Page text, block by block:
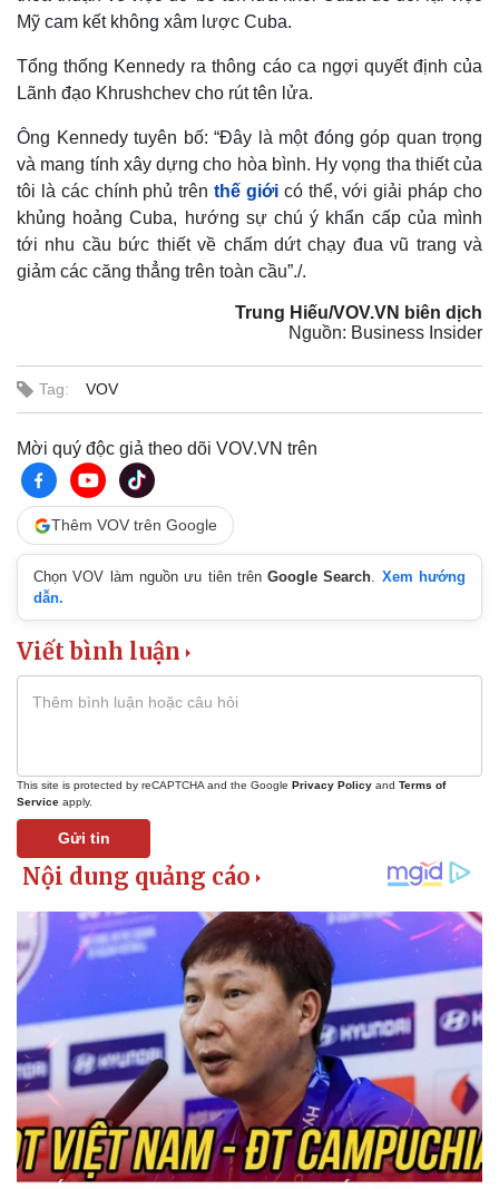
Pháp luật
Vụ án
Tin nóng
Tư vấn luật
Quân sự - Quốc phòng
Vũ khí
Việt Nam
Phân tích
Mỹ cam kết không xâm lược Cuba.
Tổng thống Kennedy ra thông cáo ca ngợi quyết định của
Lãnh đạo Khrushchev cho rút tên lửa.
Ông Kennedy tuyên bố: “Đây là một đóng góp quan trọng
và mang tính xây dựng cho hòa bình. Hy vọng tha thiết của
tôi là các chính phủ trênthế giớicó thể, với giải pháp cho
khủng hoảng Cuba, hướng sự chú ý khẩn cấp của mình
tới nhu cầu bức thiết về chấm dứt chạy đua vũ trang và
giảm các căng thẳng trên toàn cầu”./.
Trung Hiếu/VOV.VN biên dịch
Nguồn: Business Insider
Tag: VOV
Mời quý độc giả theo dõi VOV.VN trên
Thêm VOV trên Google
Chọn VOV làm nguồn ưu tiên trênGoogle Search. Xem hướng
dẫn.
Viết bình luận
This site is protected by reCAPTCHA and the Google Privacy Policy and Terms of
Service apply.
Gửi tin